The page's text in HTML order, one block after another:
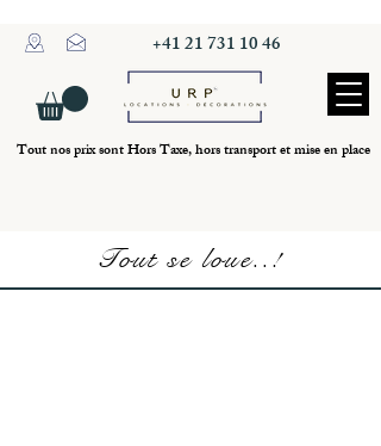
+41 21 731 10 46
Tout nos prix sont Hors Taxe, hors transport et mise en place
Tout se loue..!